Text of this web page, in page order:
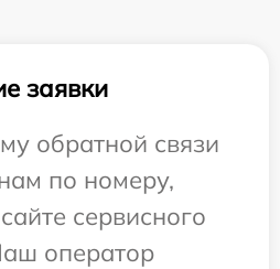
заявки
обратной связи
по номеру,
сервисного
оператор